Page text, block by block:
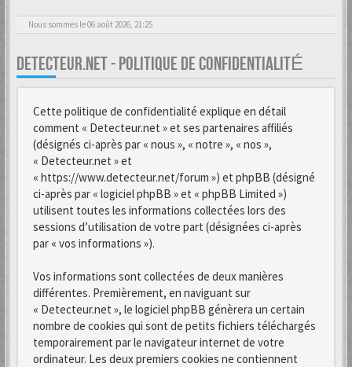
Nous sommes le 06 août 2026, 21:25
DETECTEUR.NET - POLITIQUE DE CONFIDENTIALITÉ
Cette politique de confidentialité explique en détail
comment « Detecteur.net » et ses partenaires affiliés
(désignés ci-après par « nous », « notre », « nos »,
« Detecteur.net » et
« https://www.detecteur.net/forum ») et phpBB (désigné
ci-après par « logiciel phpBB » et « phpBB Limited »)
utilisent toutes les informations collectées lors des
sessions d’utilisation de votre part (désignées ci-après
par « vos informations »).
Vos informations sont collectées de deux manières
différentes. Premièrement, en naviguant sur
« Detecteur.net », le logiciel phpBB génèrera un certain
nombre de cookies qui sont de petits fichiers téléchargés
temporairement par le navigateur internet de votre
ordinateur. Les deux premiers cookies ne contiennent